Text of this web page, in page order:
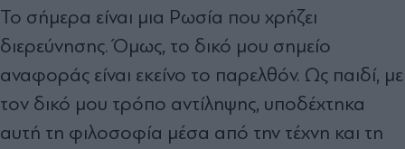
Το σήμερα είναι μια Ρωσία που χρήζει
διερεύνησης. Όμως, το δικό μου σημείο
αναφοράς είναι εκείνο το παρελθόν. Ως παιδί, με
τον δικό μου τρόπο αντίληψης, υποδέχτηκα
αυτή τη φιλοσοφία μέσα από την τέχνη και τη